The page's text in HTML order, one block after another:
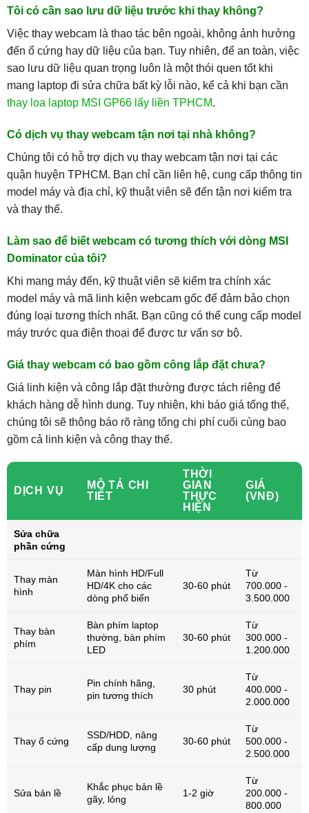
Tôi có cần sao lưu dữ liệu trước khi thay không?
Việc thay webcam là thao tác bên ngoài, không ảnh hưởng
đến ổ cứng hay dữ liệu của bạn. Tuy nhiên, để an toàn, việc
sao lưu dữ liệu quan trọng luôn là một thói quen tốt khi
mang laptop đi sửa chữa bất kỳ lỗi nào, kể cả khi bạn cần
thay loa laptop MSI GP66 lấy liền TPHCM.
Có dịch vụ thay webcam tận nơi tại nhà không?
Chúng tôi có hỗ trợ dịch vụ thay webcam tận nơi tại các
quận huyện TPHCM. Bạn chỉ cần liên hệ, cung cấp thông tin
model máy và địa chỉ, kỹ thuật viên sẽ đến tận nơi kiểm tra
và thay thế.
Làm sao để biết webcam có tương thích với dòng MSI
Dominator của tôi?
Khi mang máy đến, kỹ thuật viên sẽ kiểm tra chính xác
model máy và mã linh kiện webcam gốc để đảm bảo chọn
đúng loại tương thích nhất. Bạn cũng có thể cung cấp model
máy trước qua điện thoại để được tư vấn sơ bộ.
Giá thay webcam có bao gồm công lắp đặt chưa?
Giá linh kiện và công lắp đặt thường được tách riêng để
khách hàng dễ hình dung. Tuy nhiên, khi báo giá tổng thể,
chúng tôi sẽ thông báo rõ ràng tổng chi phí cuối cùng bao
gồm cả linh kiện và công thay thế.
DỊCH VỤ
MÔ TẢ CHI
TIẾT
THỜI
GIAN
THỰC
HIỆN
GIÁ
(VNĐ)
Sửa chữa
phần cứng
Thay màn
hình
Màn hình HD/Full
HD/4K cho các
dòng phổ biến
30-60 phút
Từ
700.000 -
3.500.000
Thay bàn
phím
Bàn phím laptop
thường, bàn phím
LED
30-60 phút
Từ
300.000 -
1.200.000
Thay pin
Pin chính hãng,
pin tương thích
30 phút
Từ
400.000 -
2.000.000
Thay ổ cứng
SSD/HDD, nâng
cấp dung lượng
30-60 phút
Từ
500.000 -
2.500.000
Sửa bản lề
Khắc phục bản lề
gãy, lỏng
1-2 giờ
Từ
200.000 -
800.000